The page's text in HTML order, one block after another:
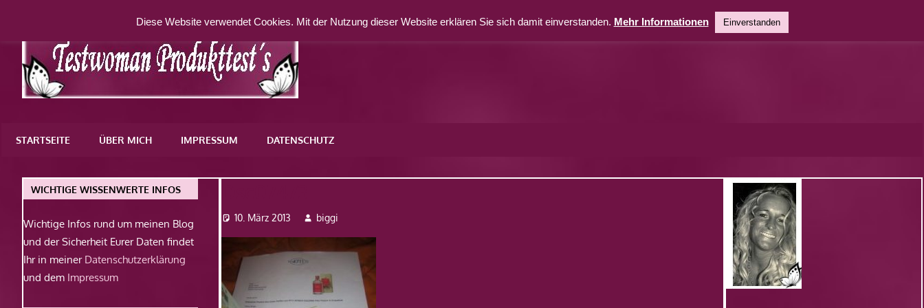
springen
WordPress-
STARTSEITE ÜBER MICH IMPRESSUM DATENSCHUTZ
10. März 2013 biggi
WICHTIGE WISSENWERTE INFOS
Wichtige Infos rund um meinen Blog
und der Sicherheit Eurer Daten findet
Ihr in meiner Datenschutzerklärung
und dem Impressum
Diese Website verwendet Cookies. Mit der Nutzung dieser Website erklären Sie sich damit einverstanden. Mehr Informationen Einverstanden